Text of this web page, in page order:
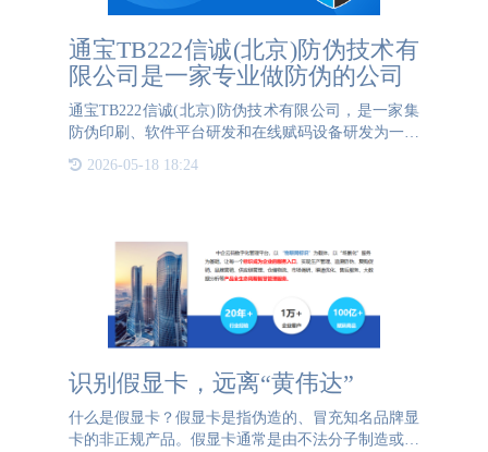
通宝TB222信诚(北京)防伪技术有
限公司是一家专业做防伪的公司
通宝TB222信诚(北京)防伪技术有限公司，是一家集
防伪印刷、软件平台研发和在线赋码设备研发为一体
的高新技术企业。通宝TB222信诚(北京)防伪技术有
限公司总部位于北京国家新媒体产业基地，在北上广
2026-05-18 18:24
识别假显卡，远离“黄伟达”
什么是假显卡？假显卡是指伪造的、冒充知名品牌显
卡的非正规产品。假显卡通常是由不法分子制造或销